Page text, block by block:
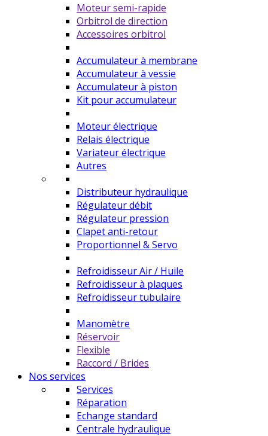
Moteur semi-rapide
Orbitrol de direction
Accessoires orbitrol
Accumulateur à membrane
Accumulateur à vessie
Accumulateur à piston
Kit pour accumulateur
Moteur électrique
Relais électrique
Variateur électrique
Autres
Distributeur hydraulique
Régulateur débit
Régulateur pression
Clapet anti-retour
Proportionnel & Servo
Refroidisseur Air / Huile
Refroidisseur à plaques
Refroidisseur tubulaire
Manomètre
Réservoir
Flexible
Raccord / Brides
Nos services
Services
Réparation
Echange standard
Centrale hydraulique